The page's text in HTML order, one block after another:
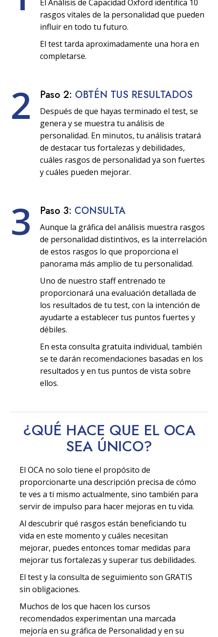
El Análisis de Capacidad Oxford identifica 10
rasgos vitales de la personalidad que pueden
influir en todo tu futuro.
El test tarda aproximadamente una hora en
completarse.
2 Paso 2: OBTÉN TUS RESULTADOS
Después de que hayas terminado el test, se
genera y se muestra tu análisis de
personalidad. En minutos, tu análisis tratará
de destacar tus fortalezas y debilidades,
cuáles rasgos de personalidad ya son fuertes
y cuáles pueden mejorar.
3 Paso 3: CONSULTA
Aunque la gráfica del análisis muestra rasgos
de personalidad distintivos, es la interrelación
de estos rasgos lo que proporciona el
panorama más amplio de tu personalidad.
Uno de nuestro staff entrenado te
proporcionará una evaluación detallada de
los resultados de tu test, con la intención de
ayudarte a establecer tus puntos fuertes y
débiles.
En esta consulta gratuita individual, también
se te darán recomendaciones basadas en los
resultados y en tus puntos de vista sobre
ellos.
¿QUÉ HACE QUE EL OCA
SEA ÚNICO?
El OCA no solo tiene el propósito de
proporcionarte una descripción precisa de cómo
te ves a ti mismo actualmente, sino también para
servir de impulso para hacer mejoras en tu vida.
Al descubrir qué rasgos están beneficiando tu
vida en este momento y cuáles necesitan
mejorar, puedes entonces tomar medidas para
mejorar tus fortalezas y superar tus debilidades.
El test y la consulta de seguimiento son GRATIS
sin obligaciones.
Muchos de los que hacen los cursos
recomendados experimentan una marcada
mejoría en su gráfica de Personalidad y en su